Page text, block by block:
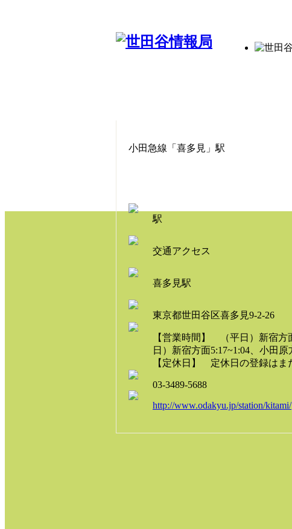
小田急線「喜多見」駅
駅
交通アクセス
喜多見駅
東京都世田谷区喜多見9-2-26
【営業時間】 （平日）新宿方
日）新宿方面5:17~1:04、小田原
【定休日】 定休日の登録はま
03-3489-5688
http://www.odakyu.jp/station/kitami/